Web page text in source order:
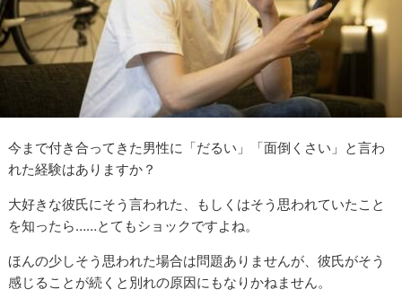
今まで付き合ってきた男性に「だるい」「面倒くさい」と言わ
れた経験はありますか？
大好きな彼氏にそう言われた、もしくはそう思われていたこと
を知ったら……とてもショックですよね。
ほんの少しそう思われた場合は問題ありませんが、彼氏がそう
感じることが続くと別れの原因にもなりかねません。